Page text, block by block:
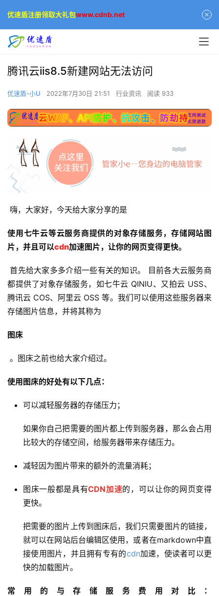
腾讯云iis8.5新建网站无法访问
优速盾-小U 2022年7月30日 21:51 行业资讯 阅读 933
嗨，大家好，今天给大家分享的是
使用七牛云等云服务商提供的对象存储服务，存储网站图
片，并且可以cdn加速图片，让你的网页变得更快。
首先给大家多多介绍一些有关的知识。 目前各大云服务商
都提供了对象存储服务，如七牛云 QINIU、又拍云 USS、
腾讯云 COS、阿里云 OSS 等。我们可以使用这些服务器来
存储图片信息，并将其称为
图床
。图床之前也给大家介绍过。
使用图床的好处有以下几点：
可以减轻服务器的存储压力；
如果你自己把需要的图片都上传到服务器，那么会占用
比较大的存储空间，给服务器带来存储压力。
减轻因为图片带来的额外的流量消耗；
图床一般都是具有CDN加速的，可以让你的网页变得
更快。
把需要的图片上传到图床后，我们只需要图片的链接，
就可以在网站后台编辑区使用，或者在markdown中直
接使用图片，并且拥有专有的cdn加速，使读者可以更
快的加载图片。
常用的与存储服务费用对比：
优速盾注册领取大礼包www.cdnb.net